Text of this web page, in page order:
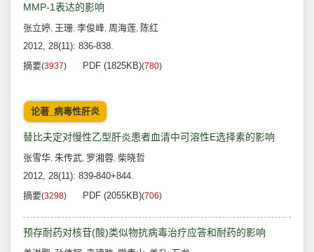
MMP-1表达的影响
张立婷, 王珊, 李俊峰, 周海莲, 陈红
2012, 28(11): 836-838.
摘要(3937) PDF (1825KB)(780)
论著_病毒性肝炎
替比夫定对慢性乙型肝炎患者血清中可溶性E选择素的影响
张雪华, 朱传武, 罗湘蓉, 柴晓哲
2012, 28(11): 839-840+844.
摘要(3298) PDF (2055KB)(706)
预存耐药对核苷(酸)类似物抗病毒治疗应答和耐药的影响